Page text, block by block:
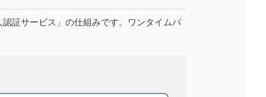
証サービス」の仕組みです。ワンタイムパ